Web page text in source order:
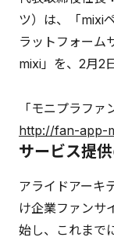
ツ）は、「mixi
ラットフォーム
mixi」を、2月2
「モニプラフ
http://fan-app-
サービス提
アライドアーキ
け企業ファンサ
始し、これまで